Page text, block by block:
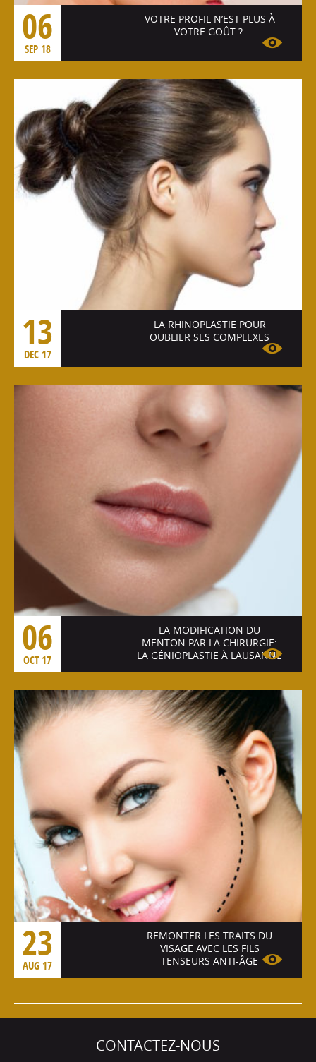
06
SEP 18
VOTRE PROFIL N’EST PLUS À
VOTRE GOÛT ?
Voir l'article
13
DEC 17
LA RHINOPLASTIE POUR
OUBLIER SES COMPLEXES
Voir l'article
06
OCT 17
LA MODIFICATION DU
MENTON PAR LA CHIRURGIE:
LA GÉNIOPLASTIE À LAUSANNE
Voir l'article
23
AUG 17
REMONTER LES TRAITS DU
VISAGE AVEC LES FILS
TENSEURS ANTI-ÂGE
CONTACTEZ-NOUS